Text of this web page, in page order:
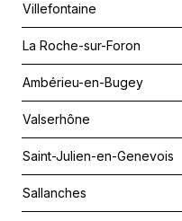
Villefontaine
La Roche-sur-Foron
Ambérieu-en-Bugey
Valserhône
Saint-Julien-en-Genevois
Sallanches